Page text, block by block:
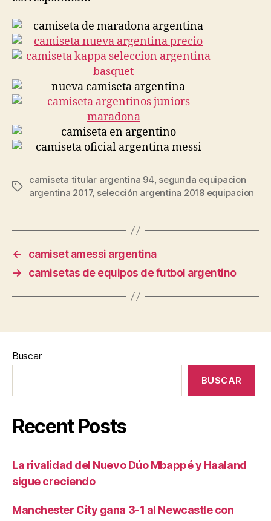
Etiquetas
camiseta titular argentina 94, segunda equipacion
argentina 2017, selección argentina 2018 equipacion
←
camiset amessi argentina
→
camisetas de equipos de futbol argentino
Buscar
BUSCAR
Recent Posts
La rivalidad del Nuevo Dúo Mbappé y Haaland
sigue creciendo
Manchester City gana 3-1 al Newcastle con